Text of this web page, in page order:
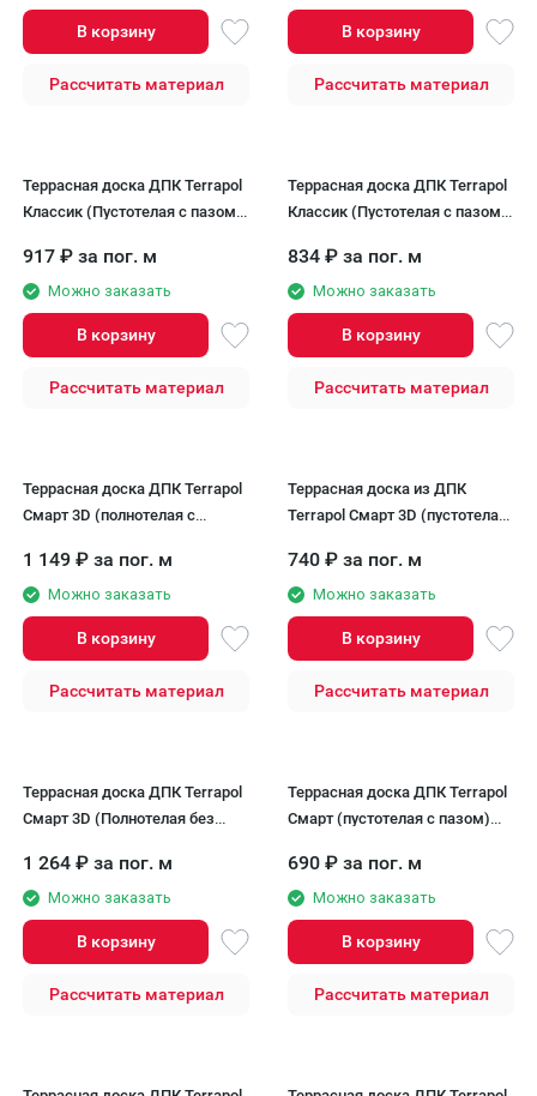
В корзину
Рассчитать материал
В корзину
Рассчитать материал
Террасная доска ДПК Terrapol
Классик (Пустотелая с пазом)
917 ₽ за пог. м
Можно заказать
В корзину
Рассчитать материал
Террасная доска ДПК Terrapol
Классик (Пустотелая с пазом)
834 ₽ за пог. м
Можно заказать
В корзину
Рассчитать материал
Террасная доска ДПК Terrapol
Смарт 3D (полнотелая с
1 149 ₽ за пог. м
Можно заказать
В корзину
Рассчитать материал
Террасная доска из ДПК
Terrapol Смарт 3D (пустотелая
740 ₽ за пог. м
Можно заказать
В корзину
Рассчитать материал
Террасная доска ДПК Terrapol
Смарт 3D (Полнотелая без
1 264 ₽ за пог. м
Можно заказать
В корзину
Рассчитать материал
Террасная доска ДПК Terrapol
Смарт (пустотелая с пазом)
690 ₽ за пог. м
Можно заказать
В корзину
Рассчитать материал